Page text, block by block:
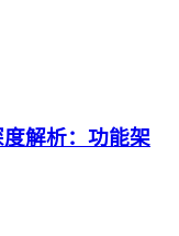
解析：功能架